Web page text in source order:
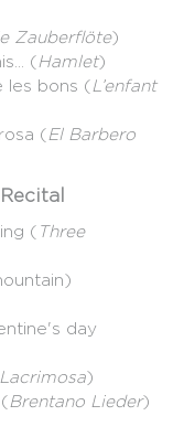
Zauberflöte)
(Hamlet)
les bons (L’enfant
(El Barbero
( Three
day
)
Brentano Lieder)